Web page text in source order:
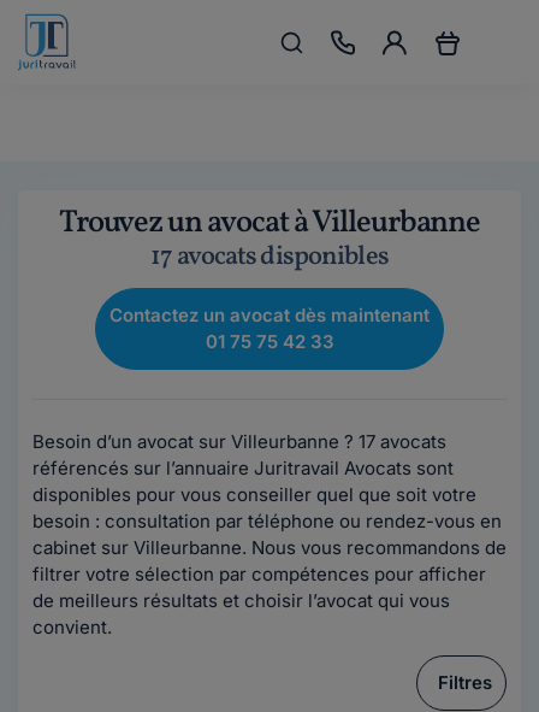
Trouvez un avocat à Villeurbanne
17 avocats disponibles
Contactez un avocat dès maintenant
01 75 75 42 33
Besoin d’un avocat sur Villeurbanne ? 17 avocats
référencés sur l’annuaire Juritravail Avocats sont
disponibles pour vous conseiller quel que soit votre
besoin : consultation par téléphone ou rendez-vous en
cabinet sur Villeurbanne. Nous vous recommandons de
filtrer votre sélection par compétences pour afficher
de meilleurs résultats et choisir l’avocat qui vous
convient.
Filtres